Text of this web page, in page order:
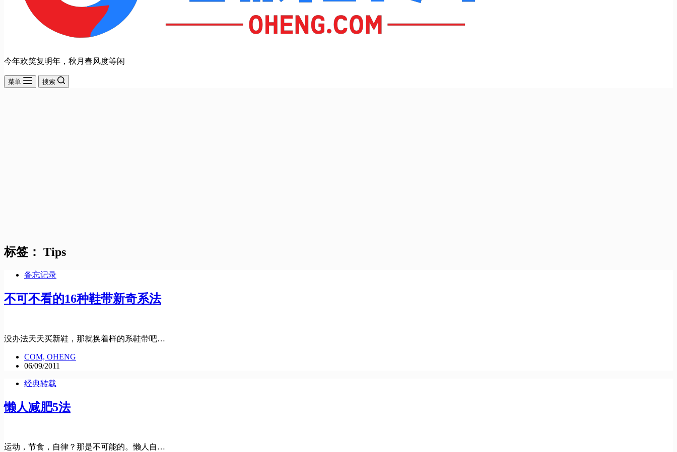
今年欢笑复明年，秋月春风度等闲
菜单 搜索
标签： Tips
备忘记录
不可不看的16种鞋带新奇系法
没办法天天买新鞋，那就换着样的系鞋带吧…
COM, OHENG
06/09/2011
经典转载
懒人减肥5法
运动，节食，自律？那是不可能的。懒人自…